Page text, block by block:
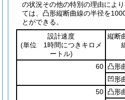
の状況その他の特別の理由によ
ては、凸形縦断曲線の半径を
とができる。
設計速度
(単位 1時間につきキロメ
ートル)
縦断
60 凸形
凹形
50 凸形